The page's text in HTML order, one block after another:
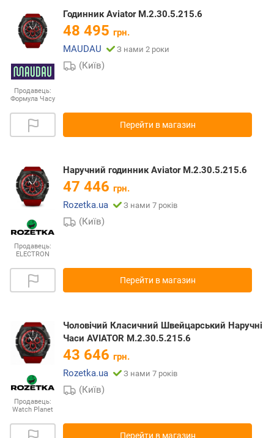
Продавець:
Формула Часу
Годинник Aviator M.2.30.5.215.6
48 495 грн.
MAUDAU
З нами 2 роки
(Київ)
Перейти в магазин
Продавець:
ELECTRON
Наручний годинник Aviator M.2.30.5.215.6
47 446 грн.
Rozetka.ua
З нами 7 років
(Київ)
Перейти в магазин
Продавець:
Watch Planet
Чоловічий Класичний Швейцарський Наручні
Часи AVIATOR M.2.30.5.215.6
43 646 грн.
Rozetka.ua
З нами 7 років
(Київ)
Перейти в магазин